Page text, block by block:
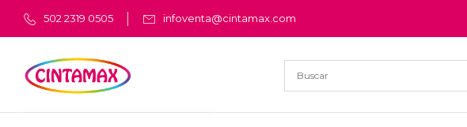
502 2319 0505 infoventa@cintamax.com